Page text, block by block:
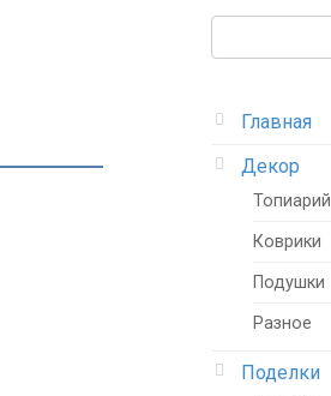
Главная
Декор
Топиарий
Коврики
Подушки
Разное
Поделки